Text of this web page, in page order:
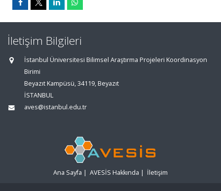
İletişim Bilgileri
İstanbul Üniversitesi Bilimsel Araştırma Projeleri Koordinasyon
Birimi
Beyazıt Kampüsü, 34119, Beyazıt
İSTANBUL
aves@istanbul.edu.tr
Ana Sayfa | AVESİS Hakkında | İletişim